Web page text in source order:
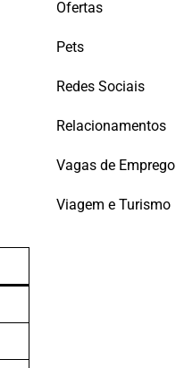
Ofertas
Pets
Redes Sociais
Relacionamentos
Vagas de Emprego
Viagem e Turismo